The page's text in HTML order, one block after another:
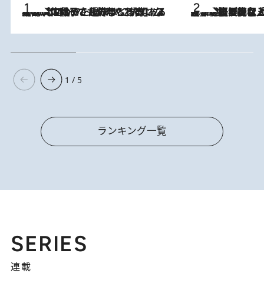
2026.8.5
【阿川佐和子さんの年とる力】なぜ70代で始めた趣味は“こんなに楽しい”のか？ ピアノ、俳句…スランプに陥っても続けられる“ある秘訣”とは 2026.8.5
【なぜ吉沢亮は「気配を消せる」のか？】興行収入208億の『国宝』を経て挑むミュージカル『ディア・エヴァン・ハンセン』。トップ俳優が舞台上でさらけ出した“孤独”とは
1 / 5
ランキング一覧
SERIES
連載